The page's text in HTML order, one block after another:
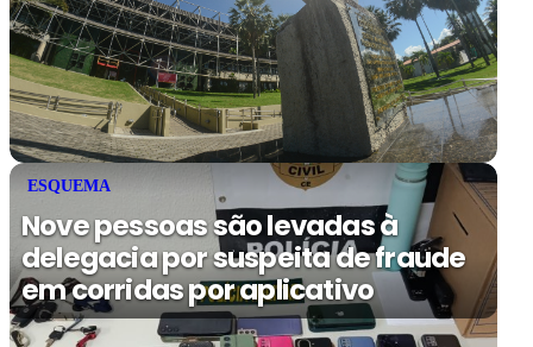
ESQUEMA
Nove pessoas são levadas à
delegacia por suspeita de fraude
em corridas por aplicativo